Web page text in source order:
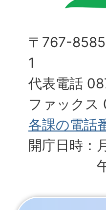
〒767-
1
代表電話
ファック
各課の電話
開庁日時：